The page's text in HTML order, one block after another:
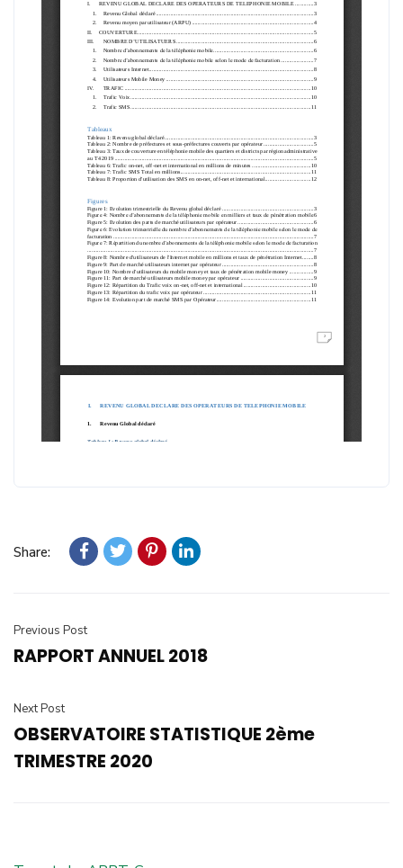
Share:
Previous Post
RAPPORT ANNUEL 2018
Next Post
OBSERVATOIRE STATISTIQUE 2ème
TRIMESTRE 2020